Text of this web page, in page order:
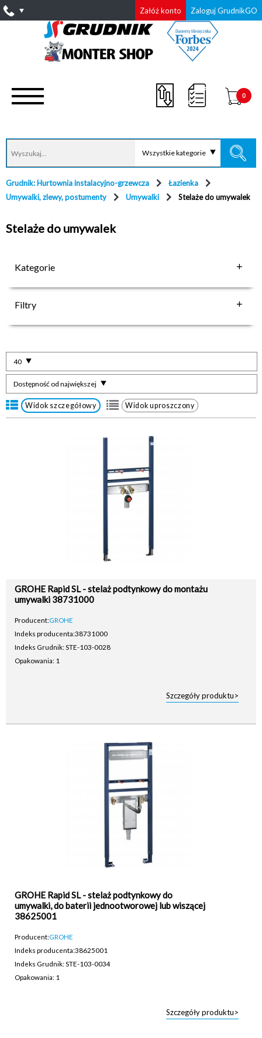
Załóż konto Zaloguj GrudnikGO
Wszystkie kategorie
0
Grudnik: Hurtownia instalacyjno-grzewcza
Łazienka
Umywalki, zlewy, postumenty
Umywalki Stelaże do umywalek
Stelaże do umywalek
Kategorie
Filtry
Dostępność od największej
40
Widok szczegółowy Widok uproszczony
GROHE Rapid SL - stelaż podtynkowy do montażu
umywalki 38731000
Producent:GROHE
Indeks producenta:38731000
Indeks Grudnik: STE-103-0028
Opakowania: 1
Szczegóły produktu>
GROHE Rapid SL - stelaż podtynkowy do
umywalki, do baterii jednootworowej lub wiszącej
38625001
Producent:GROHE
Indeks producenta:38625001
Indeks Grudnik: STE-103-0034
Opakowania: 1
Szczegóły produktu>